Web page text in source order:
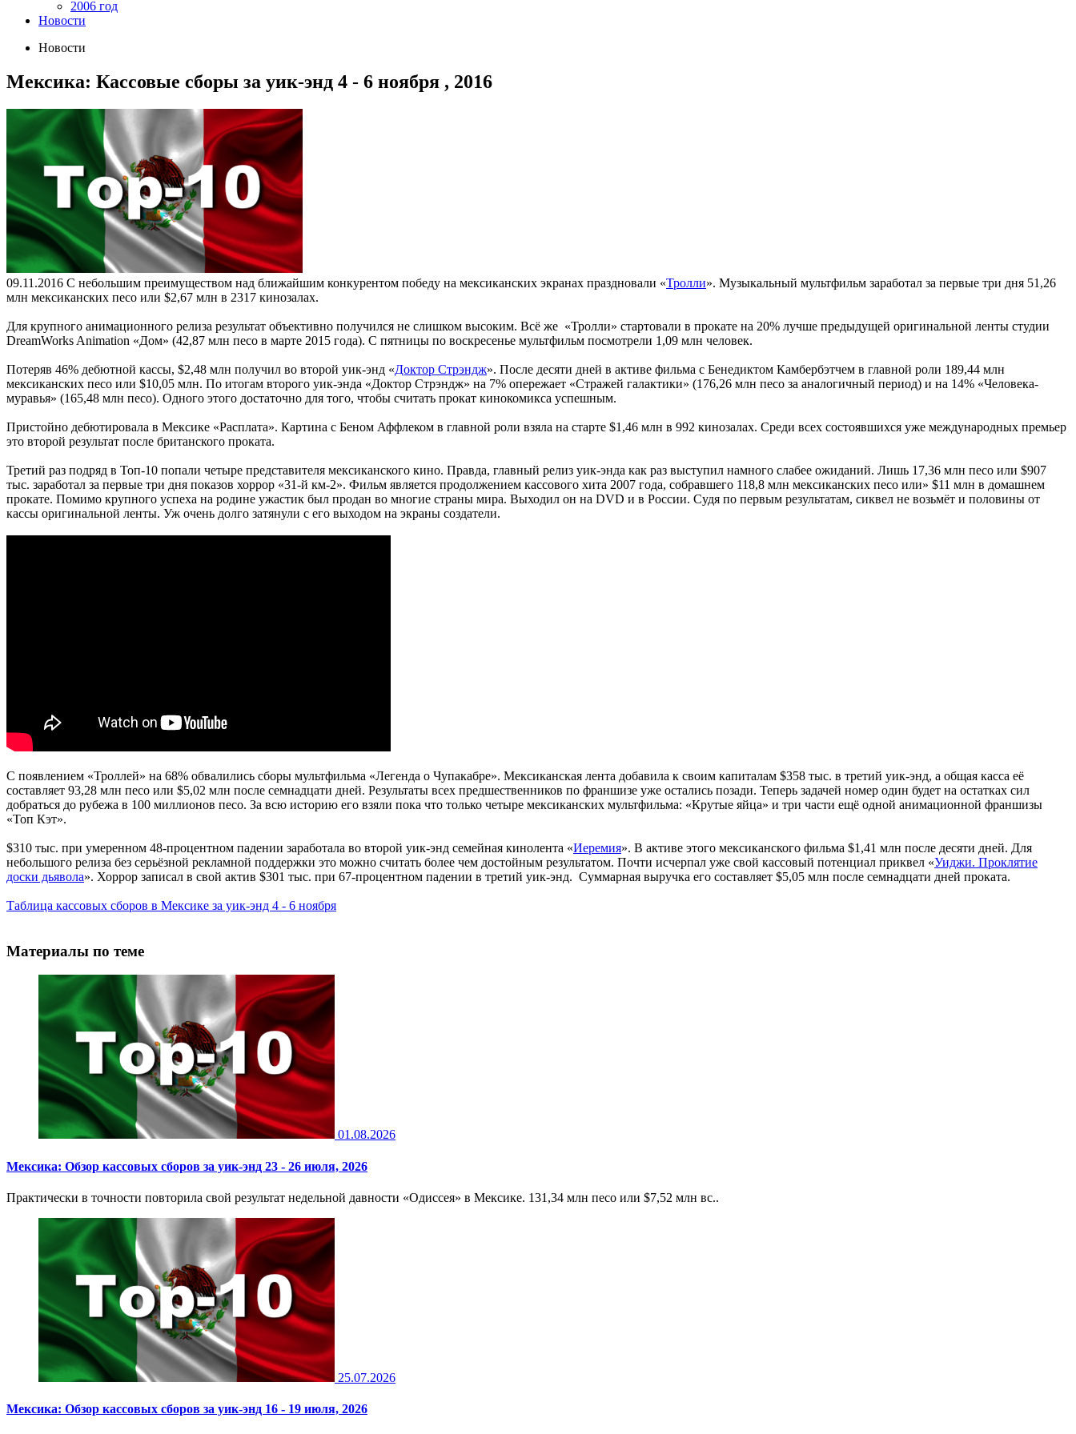
2006 год
Новости
Новости
Мексика: Кассовые сборы за уик-энд 4 - 6 ноября , 2016
09.11.2016 C небольшим преимуществом над ближайшим конкурентом победу на мексиканских экранах праздновали «Тролли». Музыкальный мультфильм заработал за первые три дня 51,26
млн мексиканских песо или $2,67 млн в 2317 кинозалах.
Для крупного анимационного релиза результат объективно получился не слишком высоким. Всё же «Тролли» стартовали в прокате на 20% лучше предыдущей оригинальной ленты студии
DreamWorks Animation «Дом» (42,87 млн песо в марте 2015 года). С пятницы по воскресенье мультфильм посмотрели 1,09 млн человек.
Потеряв 46% дебютной кассы, $2,48 млн получил во второй уик-энд «Доктор Стрэндж». После десяти дней в активе фильма с Бенедиктом Камбербэтчем в главной роли 189,44 млн
мексиканских песо или $10,05 млн. По итогам второго уик-энда «Доктор Стрэндж» на 7% опережает «Стражей галактики» (176,26 млн песо за аналогичный период) и на 14% «Человека-
муравья» (165,48 млн песо). Одного этого достаточно для того, чтобы считать прокат кинокомикса успешным.
Пристойно дебютировала в Мексике «Расплата». Картина с Беном Аффлеком в главной роли взяла на старте $1,46 млн в 992 кинозалах. Среди всех состоявшихся уже международных премьер
это второй результат после британского проката.
Третий раз подряд в Топ-10 попали четыре представителя мексиканского кино. Правда, главный релиз уик-энда как раз выступил намного слабее ожиданий. Лишь 17,36 млн песо или $907
тыс. заработал за первые три дня показов хоррор «31-й км-2». Фильм является продолжением кассового хита 2007 года, собравшего 118,8 млн мексиканских песо или» $11 млн в домашнем
прокате. Помимо крупного успеха на родине ужастик был продан во многие страны мира. Выходил он на DVD и в России. Судя по первым результатам, сиквел не возьмёт и половины от
кассы оригинальной ленты. Уж очень долго затянули с его выходом на экраны создатели.
C появлением «Троллей» на 68% обвалились сборы мультфильма «Легенда о Чупакабре». Мексиканская лента добавила к своим капиталам $358 тыс. в третий уик-энд, а общая касса её
составляет 93,28 млн песо или $5,02 млн после семнадцати дней. Результаты всех предшественников по франшизе уже остались позади. Теперь задачей номер один будет на остатках сил
добраться до рубежа в 100 миллионов песо. За всю историю его взяли пока что только четыре мексиканских мультфильма: «Крутые яйца» и три части ещё одной анимационной франшизы
«Топ Кэт».
$310 тыс. при умеренном 48-процентном падении заработала во второй уик-энд семейная кинолента «Иеремия». В активе этого мексиканского фильма $1,41 млн после десяти дней. Для
небольшого релиза без серьёзной рекламной поддержки это можно считать более чем достойным результатом. Почти исчерпал уже свой кассовый потенциал приквел «Уиджи. Проклятие
доски дьявола». Хоррор записал в свой актив $301 тыс. при 67-процентном падении в третий уик-энд. Суммарная выручка его составляет $5,05 млн после семнадцати дней проката.
Таблица кассовых сборов в Мексике за уик-энд 4 - 6 ноября
Материалы по теме
01.08.2026
Мексика: Обзор кассовых сборов за уик-энд 23 - 26 июля, 2026
Практически в точности повторила свой результат недельной давности «Одиссея» в Мексике. 131,34 млн песо или $7,52 млн вс..
25.07.2026
Мексика: Обзор кассовых сборов за уик-энд 16 - 19 июля, 2026